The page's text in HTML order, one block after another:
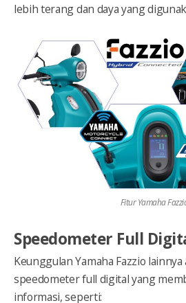
lebih terang dan daya yang
Fitur Yamaha
Speedometer Full
Keunggulan Yamaha Fazzio
speedometer full digital yang
informasi, seperti: